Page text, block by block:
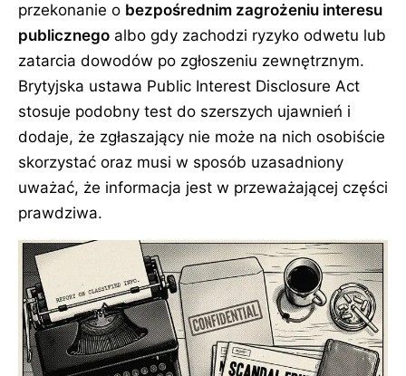
przekonanie o bezpośrednim zagrożeniu interesu
publicznego albo gdy zachodzi ryzyko odwetu lub
zatarcia dowodów po zgłoszeniu zewnętrznym.
Brytyjska ustawa Public Interest Disclosure Act
stosuje podobny test do szerszych ujawnień i
dodaje, że zgłaszający nie może na nich osobiście
skorzystać oraz musi w sposób uzasadniony
uważać, że informacja jest w przeważającej części
prawdziwa.